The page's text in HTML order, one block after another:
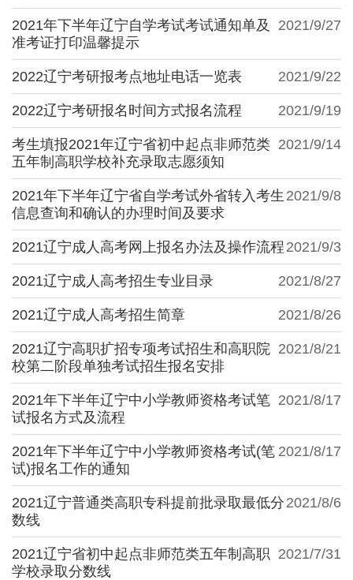
2021/9/27
2021年下半年辽宁自学考试考试通知单及
准考证打印温馨提示
2021/9/22
2022辽宁考研报考点地址电话一览表
2021/9/19
2022辽宁考研报名时间方式报名流程
2021/9/14
考生填报2021年辽宁省初中起点非师范类
五年制高职学校补充录取志愿须知
2021/9/8
2021年下半年辽宁省自学考试外省转入考生
信息查询和确认的办理时间及要求
2021/9/3
2021辽宁成人高考网上报名办法及操作流程
2021/8/27
2021辽宁成人高考招生专业目录
2021/8/26
2021辽宁成人高考招生简章
2021/8/21
2021辽宁高职扩招专项考试招生和高职院
校第二阶段单独考试招生报名安排
2021/8/17
2021年下半年辽宁中小学教师资格考试笔
试报名方式及流程
2021/8/17
2021年下半年辽宁中小学教师资格考试(笔
试)报名工作的通知
2021/8/6
2021辽宁普通类高职专科提前批录取最低分
数线
2021/7/31
2021辽宁省初中起点非师范类五年制高职
学校录取分数线